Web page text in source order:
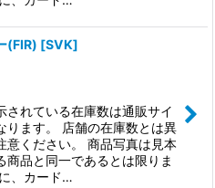
(FIR) [SVK]
されている在庫数は通販サイ
ります。 店舗の在庫数とは異
意ください。 商品写真は見本
商品と同一であるとは限りま
、カード…